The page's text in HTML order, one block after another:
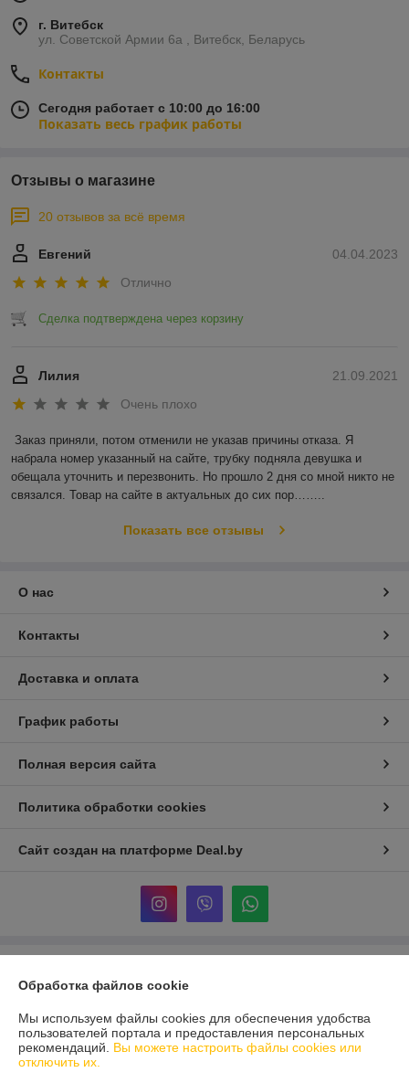
г. Витебск
ул. Советской Армии 6а , Витебск, Беларусь
Контакты
Сегодня работает с 10:00 до 16:00
Показать весь график работы
Отзывы о магазине
20 отзывов за всё время
04.04.2023
Евгений
Отлично
Сделка подтверждена через корзину
21.09.2021
Лилия
Очень плохо
Заказ приняли, потом отменили не указав причины отказа. Я
набрала номер указанный на сайте, трубку подняла девушка и
обещала уточнить и перезвонить. Но прошло 2 дня со мной никто не
связался. Товар на сайте в актуальных до сих пор……..
Показать все отзывы
О нас
Контакты
Доставка и оплата
График работы
Полная версия сайта
Политика обработки cookies
Сайт создан на платформе Deal.by
г. Витебск, пр-т Победы 15
Регистрационный номер ЕГР: 391670955
Обработка файлов cookie
Мы используем файлы cookies для обеспечения удобства
пользователей портала и предоставления персональных
рекомендаций. Вы можете настроить файлы cookies или
отключить их.